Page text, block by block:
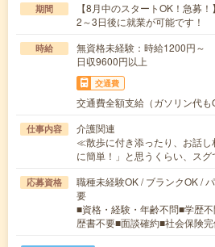
期間
【8月中のスタートOK！急募
2～3日後に就業が可能です！
時給
無資格未経験：時給1200円
日収9600円以上
交通費
交通費全額支給（ガソリン代も
仕事内容
介護関連
≪散歩に付き添ったり、お話
に簡単！」と思うくらい、ス
応募資格
職種未経験OK / ブランクOK /
要
■資格・経験・年齢不問■学歴
歴書不要■面談確約■社会保険